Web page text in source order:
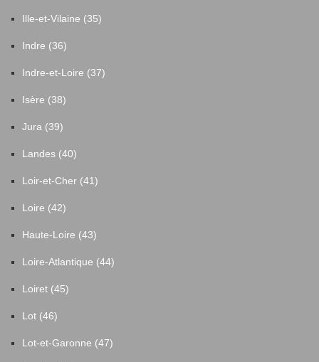
Ille-et-Vilaine (35)
Indre (36)
Indre-et-Loire (37)
Isère (38)
Jura (39)
Landes (40)
Loir-et-Cher (41)
Loire (42)
Haute-Loire (43)
Loire-Atlantique (44)
Loiret (45)
Lot (46)
Lot-et-Garonne (47)